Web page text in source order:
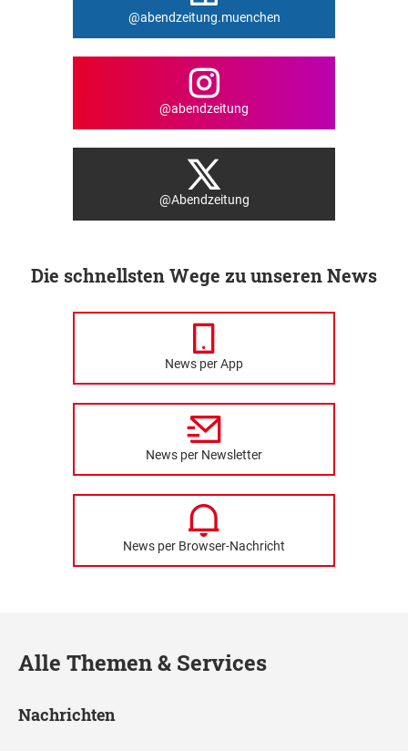
@abendzeitung.muenchen
@abendzeitung
@Abendzeitung
Die schnellsten Wege zu unseren News
News per App
News per Newsletter
News per Browser-Nachricht
Alle Themen & Services
Nachrichten